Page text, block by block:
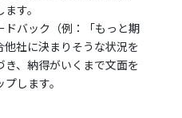
す。
ドバック（例：「もっと期
他社に決まりそうな状況を
き、納得がいくまで文面を
します。